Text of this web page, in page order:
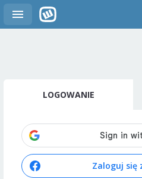
LOGOWANIE
Zaloguj się